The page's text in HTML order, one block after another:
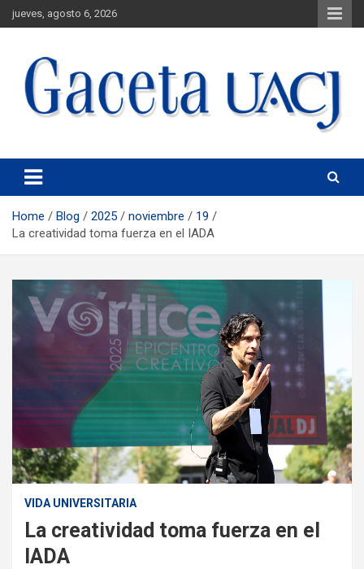
jueves, agosto 6, 2026
Gaceta UACJ
Home Blog 2025 noviembre
19
La creatividad toma fuerza en el IADA
VIDA UNIVERSITARIA
La creatividad toma fuerza en el
IADA